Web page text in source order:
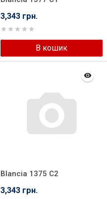
3,343 грн.
В кошик
Blancia 1375 C2
3,343 грн.